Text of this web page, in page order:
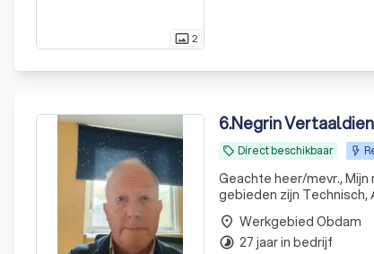
photo_size_select_actual2
6.Negrin
local_offer Direct beschikbaar
Geachte heer/mevr., Mijn naam is Frank Orval. Sinds 1999 ben ik vertaler Duits/Engels - Nederlands. Mijn
gebieden zijn
place Werkgebied Obdam
timelapse 27 jaar in bedrijf